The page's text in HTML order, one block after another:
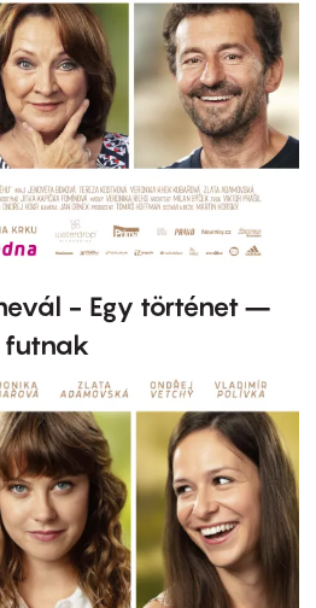
- Egy történet –
futnak